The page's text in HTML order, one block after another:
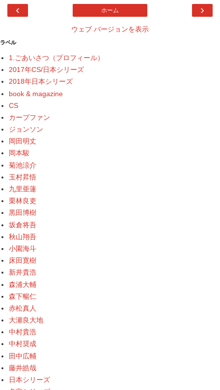
‹ ›
ホーム
ウェブ バージョンを表示
ラベル
1.ごあいさつ（プロフィール）
2017年CS/日本シリーズ
2018年日本シリーズ
book & magazine
CS
カープファン
ジョンソン
岡田明丈
岡本駿
菊池涼介
玉村昇悟
九里亜蓮
栗林良吏
黒田博樹
坂倉将吾
秋山翔吾
小園海斗
床田寛樹
新井貴浩
森浦大輔
森下暢仁
赤松真人
大瀬良大地
中村貴浩
中村奨成
田中広輔
藤井皓哉
日本シリーズ